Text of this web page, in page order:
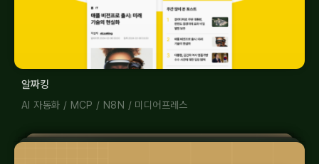
알짜킹
AI 자동화 / MCP / N8N / 미디어프레스